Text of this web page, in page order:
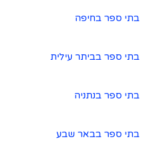
בתי ספר בחיפה
בתי ספר בביתר עילית
בתי ספר בנתניה
בתי ספר בבאר שבע